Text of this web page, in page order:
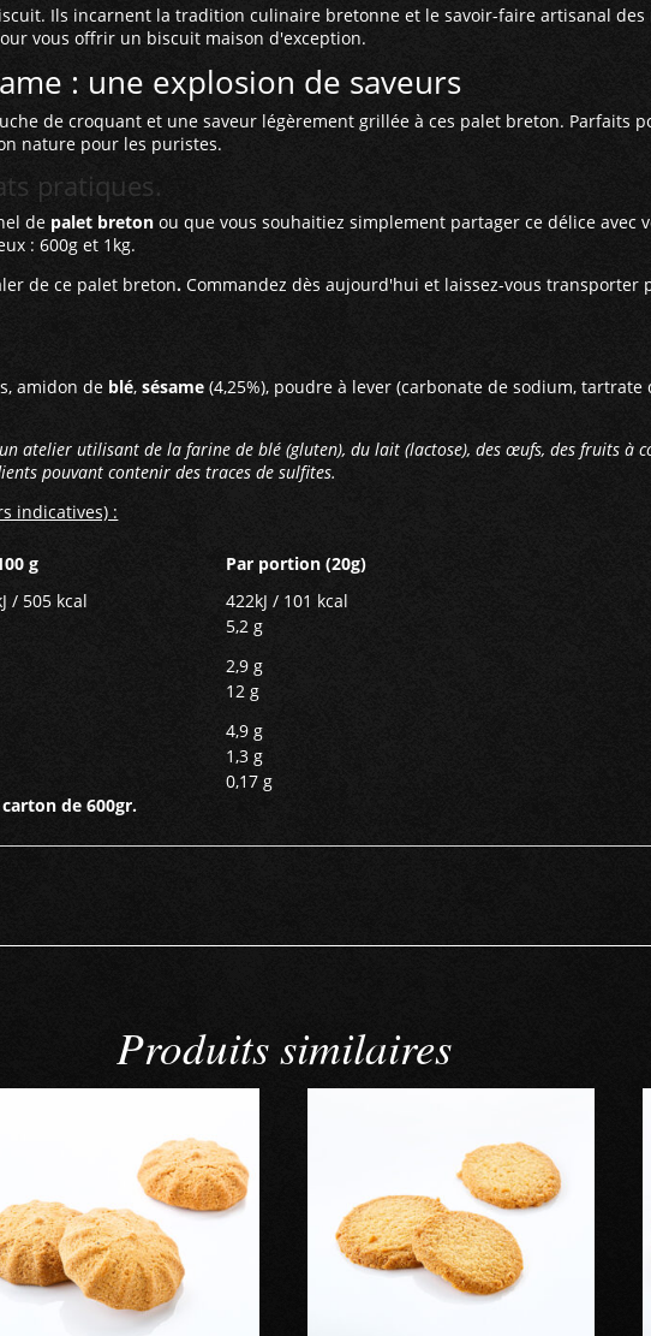
Ils incarnent la tradition culinaire bretonne et le savoir-faire artisanal
vous offrir un biscuit maison d'exception.
: une explosion de saveurs
de croquant et une saveur légèrement grillée à ces palet breton. Parfaits
nature pour les puristes.
pratiques.
de palet breton ou que vous souhaitiez simplement partager ce délice avec
: 600g et 1kg.
de ce palet breton. Commandez dès aujourd'hui et laissez-vous transporter
amidon de blé,sésame (4,25%), poudre à lever (carbonate de sodium,
atelier utilisant de la farine de blé (gluten), du lait (lactose), des œufs, des fruits à
pouvant contenir des traces de sulfites.
indicatives) :
g
Par portion (20g)
/ 505 kcal
422kJ / 101 kcal
5,2 g
2,9 g
12 g
4,9 g
1,3 g
0,17 g
de 600gr.
Produits similaires